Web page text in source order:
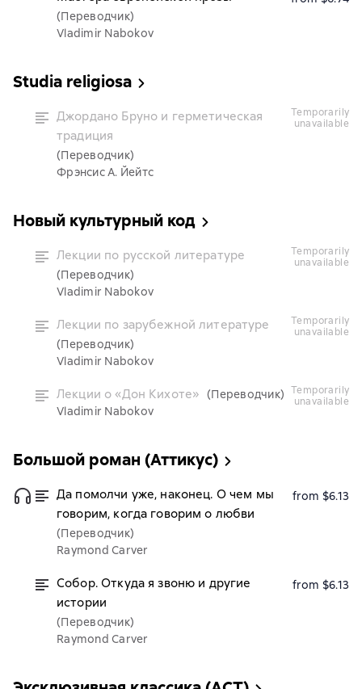
(Переводчик)
Vladimir Nabokov
Studia religiosa
Джордано Бруно и герметическая
традиция
(Переводчик)
Фрэнсис А. Йейтс
temporarily
unavailable
Новый культурный код
Лекции по русской литературе
(Переводчик)
Vladimir Nabokov
temporarily
unavailable
Лекции по зарубежной литературе
(Переводчик)
Vladimir Nabokov
temporarily
unavailable
Лекции о «Дон Кихоте» (Переводчик)
Vladimir Nabokov
temporarily
unavailable
Большой роман (Аттикус)
Да помолчи уже, наконец. О чем мы
говорим, когда говорим о любви
(Переводчик)
Raymond Carver
from $6.13
Собор. Откуда я звоню и другие
истории
(Переводчик)
Raymond Carver
from $6.13